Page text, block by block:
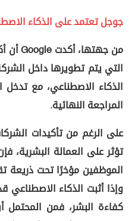
جوجل تعتمد على الذكاء
التي يتم تطويرها داخل
الذكاء الاصطناعي، مع
المراجعة النهائية.
على الرغم من تأكيدات
تؤثر على العمالة البشرية،
الموظفين مؤخرًا تحت ذريعة
وإذا أثبت الذكاء الاصطناعي
كفاءة البشر، فمن المحتمل